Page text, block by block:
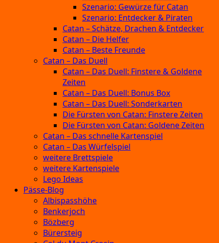
Szenario: Gewürze für Catan
Szenario: Entdecker & Piraten
Catan – Schätze, Drachen & Entdecker
Catan – Die Helfer
Catan – Beste Freunde
Catan – Das Duell
Catan – Das Duell: Finstere & Goldene
Zeiten
Catan – Das Duell: Bonus Box
Catan – Das Duell: Sonderkarten
Die Fürsten von Catan: Finstere Zeiten
Die Fürsten von Catan: Goldene Zeiten
Catan – Das schnelle Kartenspiel
Catan – Das Würfelspiel
weitere Brettspiele
weitere Kartenspiele
Lego Ideas
Pässe-Blog
Albispasshöhe
Benkerjoch
Bözberg
Bürersteig